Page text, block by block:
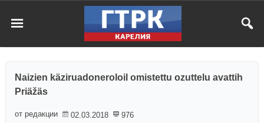
Naizien käziruadoneroloil omistettu ozuttelu avattih
Priäžäs
от редакции 02.03.2018 976